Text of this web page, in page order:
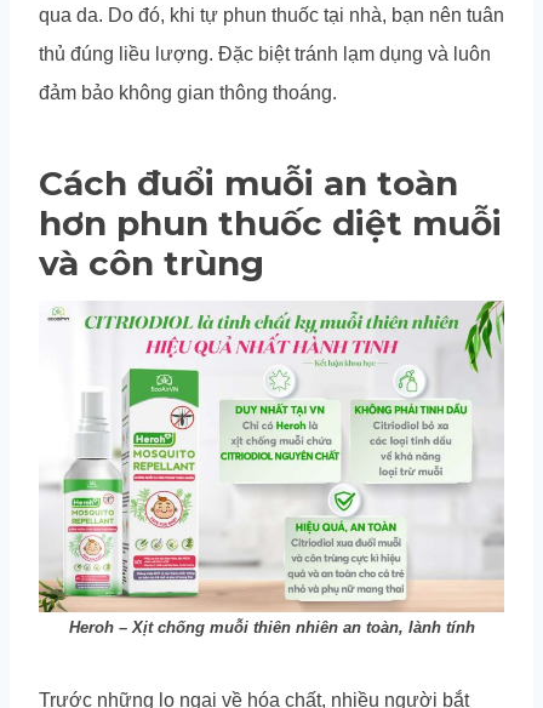
qua da. Do đó, khi tự phun thuốc tại nhà, bạn nên tuân
thủ đúng liều lượng. Đặc biệt tránh lạm dụng và luôn
đảm bảo không gian thông thoáng.
Cách đuổi muỗi an toàn
hơn phun thuốc diệt muỗi
và côn trùng
Heroh – Xịt chống muỗi thiên nhiên an toàn, lành tính
Trước những lo ngại về hóa chất, nhiều người bắt